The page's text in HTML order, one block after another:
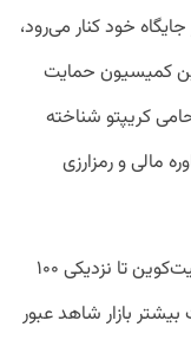
خود کنار می‌رود،
این کمیسیون حمایت
کریپتو شناخته
مالی و رمزارزی
شب گذشته و پس از اعلام این خبر قیمت بیت‌کوین تا نزدیکی ۱۰۰
بازار شاهد عبور